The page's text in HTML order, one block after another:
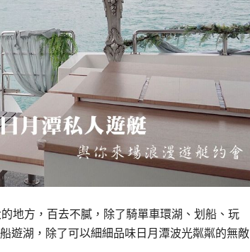
地方，百去不膩，除了騎單車環湖、划船、玩
遊湖，除了可以細細品味日月潭波光粼粼的無敵